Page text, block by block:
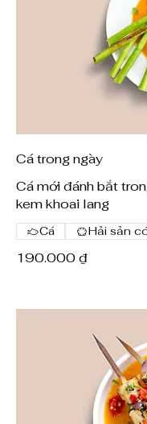
Cá trong ngày
Cá mới đánh bắt
kem khoai lang
190.000 ₫
Cá Hải sản